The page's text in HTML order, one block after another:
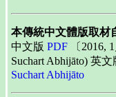
本傳統中文體版取材
中文版 PDF 〔2016,
Suchart Abhijāto) 英文
Suchart Abhijāto